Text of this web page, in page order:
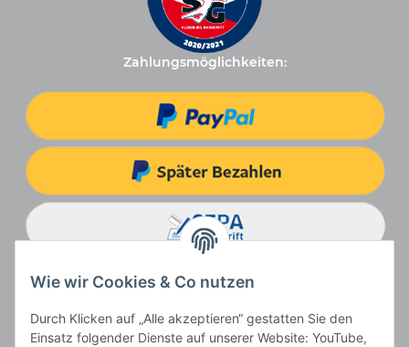
Zahlungsmöglichkeiten:
Wie wir Cookies & Co nutzen
Durch Klicken auf „Alle akzeptieren“ gestatten Sie den
Einsatz folgender Dienste auf unserer Website: YouTube,